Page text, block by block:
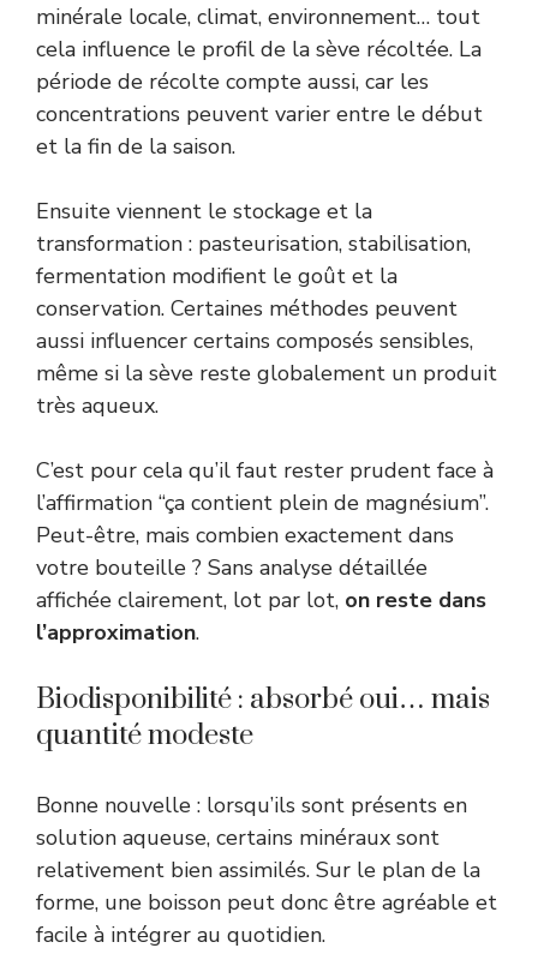
minérale locale, climat, environnement… tout
cela influence le profil de la sève récoltée. La
période de récolte compte aussi, car les
concentrations peuvent varier entre le début
et la fin de la saison.
Ensuite viennent le stockage et la
transformation : pasteurisation, stabilisation,
fermentation modifient le goût et la
conservation. Certaines méthodes peuvent
aussi influencer certains composés sensibles,
même si la sève reste globalement un produit
très aqueux.
C’est pour cela qu’il faut rester prudent face à
l’affirmation “ça contient plein de magnésium”.
Peut-être, mais combien exactement dans
votre bouteille ? Sans analyse détaillée
affichée clairement, lot par lot, on reste dans
l’approximation.
Biodisponibilité : absorbé oui… mais
quantité modeste
Bonne nouvelle : lorsqu’ils sont présents en
solution aqueuse, certains minéraux sont
relativement bien assimilés. Sur le plan de la
forme, une boisson peut donc être agréable et
facile à intégrer au quotidien.